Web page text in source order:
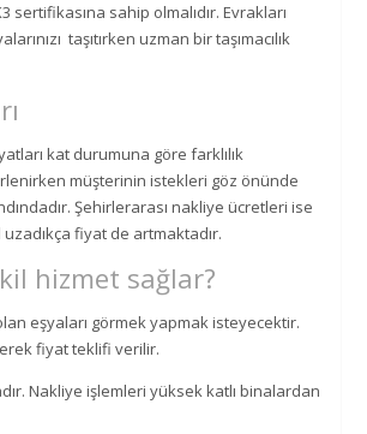
sertifikasına sahip olmalıdır. Evrakları
taşıtırken uzman bir taşımacılık
kat durumuna göre farklılık
müşterinin istekleri göz önünde
Şehirlerarası nakliye ücretleri ise
fiyat de artmaktadır.
hizmet sağlar?
eşyaları görmek yapmak isteyecektir.
fiyat teklifi verilir.
Nakliye işlemleri yüksek katlı binalardan